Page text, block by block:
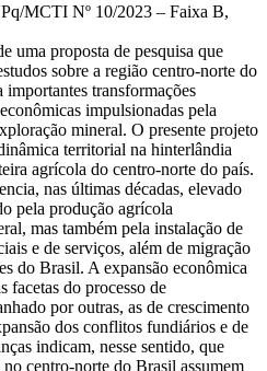
MCTI Nº 10/2023 – Faixa B,
uma proposta de pesquisa que
sobre a região centro-norte do
importantes transformações
impulsionadas pela
mineral. O presente projeto
territorial na hinterlândia
agrícola do centro-norte do país.
nas últimas décadas, elevado
pela produção agrícola
mas também pela instalação de
e de serviços, além de migração
do Brasil. A expansão econômica
facetas do processo de
por outras, as de crescimento
dos conflitos fundiários e de
indicam, nesse sentido, que
centro-norte do Brasil assumem